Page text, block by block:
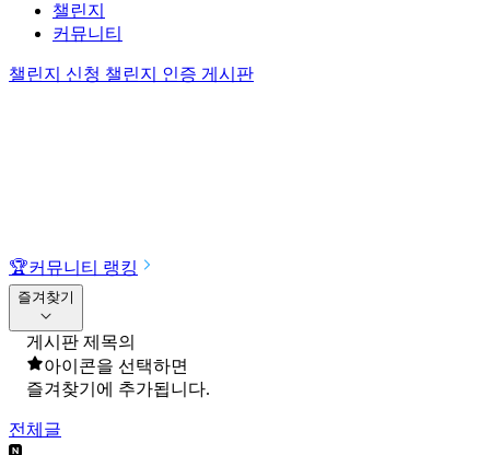
챌린지
커뮤니티
챌린지 신청 챌린지 인증 게시판
🏆커뮤니티 랭킹
즐겨찾기
게시판 제목의
아이콘을 선택하면
즐겨찾기에 추가됩니다.
전체글